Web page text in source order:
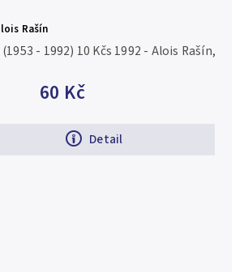
Rašín
60 Kč
Detail
- 1992) 10 Kčs 1992 - Alois Rašín,